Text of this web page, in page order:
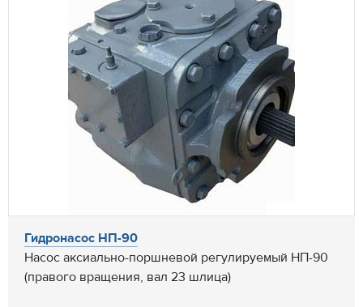
Гидронасос НП-90
Насос аксиально-поршневой регулируемый НП-90
(правого вращения, вал 23 шлица)